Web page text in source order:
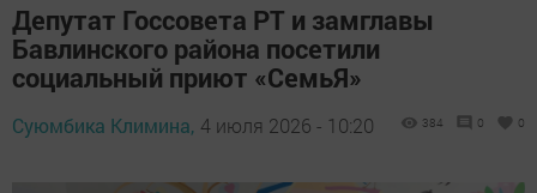
Депутат Госсовета РТ и замглавы
Бавлинского района посетили
социальный приют «СемьЯ»
Суюмбика Климина, 4 июля 2026 - 10:20 384 0 0